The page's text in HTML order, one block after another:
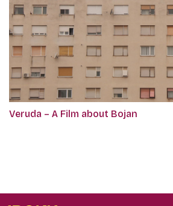
Veruda – A Film about Bojan